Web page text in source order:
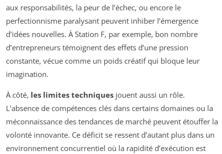
aux responsabilités, la peur de l’échec, ou encore le
perfectionnisme paralysant peuvent inhiber l’émergence
d’idées nouvelles. À Station F, par exemple, bon nombre
d’entrepreneurs témoignent des effets d’une pression
constante, vécue comme un poids créatif qui bloque leur
imagination.
À côté, les limites techniques jouent aussi un rôle.
L’absence de compétences clés dans certains domaines ou la
méconnaissance des tendances de marché peuvent étouffer la
volonté innovante. Ce déficit se ressent d’autant plus dans un
environnement concurrentiel où la rapidité d’exécution est